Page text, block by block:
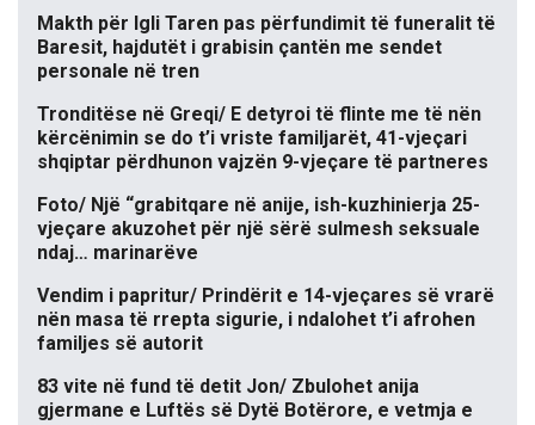
Makth për Igli Taren pas përfundimit të funeralit të
Baresit, hajdutët i grabisin çantën me sendet
personale në tren
Tronditëse në Greqi/ E detyroi të flinte me të nën
kërcënimin se do t’i vriste familjarët, 41-vjeçari
shqiptar përdhunon vajzën 9-vjeçare të partneres
Foto/ Një “grabitqare në anije, ish-kuzhinierja 25-
vjeçare akuzohet për një sërë sulmesh seksuale
ndaj… marinarëve
Vendim i papritur/ Prindërit e 14-vjeçares së vrarë
nën masa të rrepta sigurie, i ndalohet t’i afrohen
familjes së autorit
83 vite në fund të detit Jon/ Zbulohet anija
gjermane e Luftës së Dytë Botërore, e vetmja e